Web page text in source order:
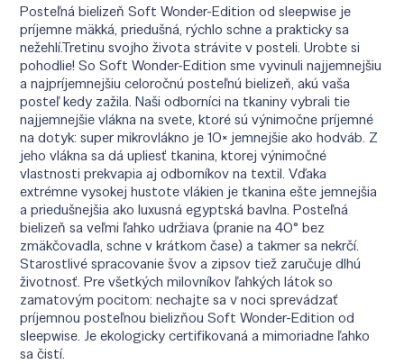
Posteľná bielizeň Soft Wonder-Edition od sleepwise je
príjemne mäkká, priedušná, rýchlo schne a prakticky sa
nežehlí.Tretinu svojho života strávite v posteli. Urobte si
pohodlie! So Soft Wonder-Edition sme vyvinuli najjemnejšiu
a najpríjemnejšiu celoročnú posteľnú bielizeň, akú vaša
posteľ kedy zažila. Naši odborníci na tkaniny vybrali tie
najjemnejšie vlákna na svete, ktoré sú výnimočne príjemné
na dotyk: super mikrovlákno je 10× jemnejšie ako hodváb. Z
jeho vlákna sa dá upliesť tkanina, ktorej výnimočné
vlastnosti prekvapia aj odborníkov na textil. Vďaka
extrémne vysokej hustote vlákien je tkanina ešte jemnejšia
a priedušnejšia ako luxusná egyptská bavlna. Posteľná
bielizeň sa veľmi ľahko udržiava (pranie na 40° bez
zmäkčovadla, schne v krátkom čase) a takmer sa nekrčí.
Starostlivé spracovanie švov a zipsov tiež zaručuje dlhú
životnosť. Pre všetkých milovníkov ľahkých látok so
zamatovým pocitom: nechajte sa v noci sprevádzať
príjemnou posteľnou bielizňou Soft Wonder-Edition od
sleepwise. Je ekologicky certifikovaná a mimoriadne ľahko
sa čistí.